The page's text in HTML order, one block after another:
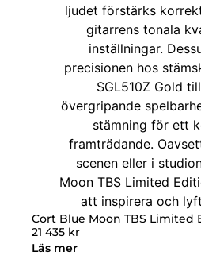
Cort Blue Moon TBS Limited
21 435 kr
Läs mer